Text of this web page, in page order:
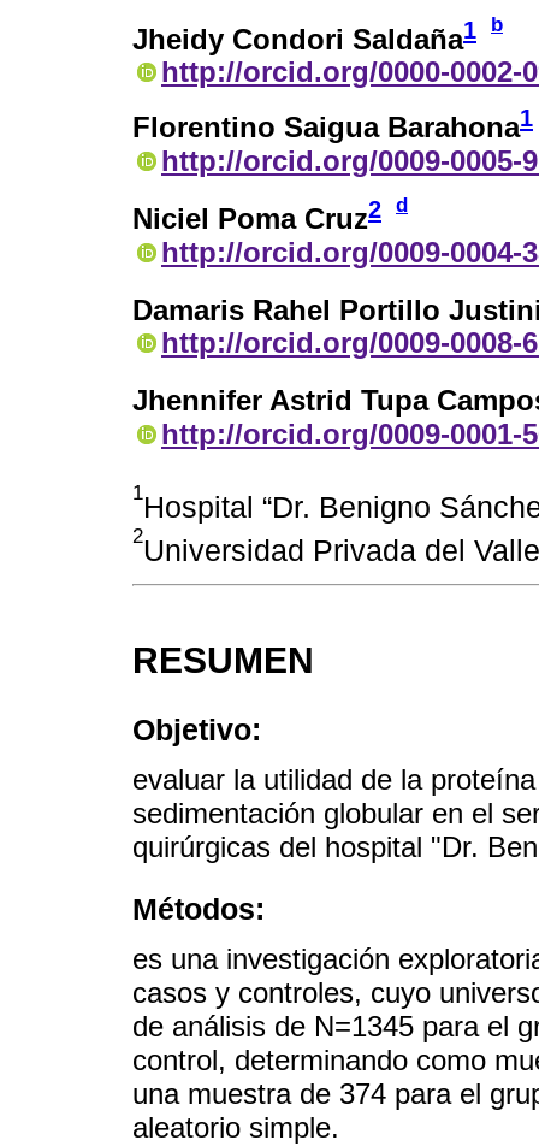
Jheidy Condori Saldaña1 b
http://orcid.org/0000-0002-
Florentino Saigua Barahona1
http://orcid.org/0009-0005-
Niciel Poma Cruz2 d
http://orcid.org/0009-0004-
Damaris Rahel Portillo
http://orcid.org/0009-0008-
Jhennifer Astrid Tupa
http://orcid.org/0009-0001-
1Hospital “Dr. Benigno
2Universidad Privada del
RESUMEN
Objetivo:
evaluar la utilidad de la
sedimentación globular en el
quirúrgicas del hospital "Dr.
Métodos:
es una investigación
casos y controles, cuyo
de análisis de N=1345 para el
control, determinando como
una muestra de 374 para el
aleatorio simple.